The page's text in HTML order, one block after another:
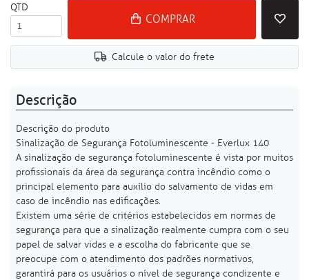
QTD
COMPRAR
Calcule o valor do frete
Descrição
Descrição do produto
Sinalização de Segurança Fotoluminescente - Everlux 140
A sinalização de segurança fotoluminescente é vista por muitos
profissionais da área da segurança contra incêndio como o
principal elemento para auxílio do salvamento de vidas em
caso de incêndio nas edificações.
Existem uma série de critérios estabelecidos em normas de
segurança para que a sinalização realmente cumpra com o seu
papel de salvar vidas e a escolha do fabricante que se
preocupe com o atendimento dos padrões normativos,
garantirá para os usuários o nível de segurança condizente e